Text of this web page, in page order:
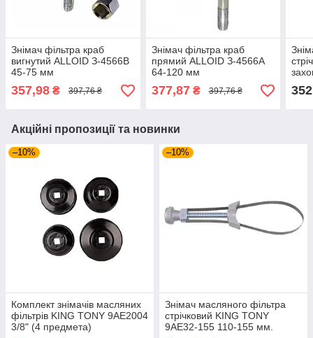
Знімач фільтра краб
вигнутий ALLOID З-4566B
45-75 мм
357,98 ₴ 397,76 ₴
Знімач фільтра краб
прямий ALLOID З-4566A
64-120 мм
377,87₴ 397,76 ₴
Акційні пропозиції та новинки
–10%
Комплект знімачів масляних
фільтрів KING TONY 9AE2004
3/8" (4 предмета)
–10%
Знімач масляного фільтра
стрічковий KING TONY
9AE32-155 110-155 мм.